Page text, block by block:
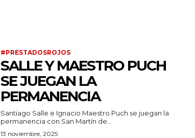
#PRESTADOSROJOS
SALLE Y MAESTRO PUCH
SE JUEGAN LA
PERMANENCIA
Santiago Salle e Ignacio Maestro Puch se juegan la
permanencia con San Martín de...
13 noviembre, 2025